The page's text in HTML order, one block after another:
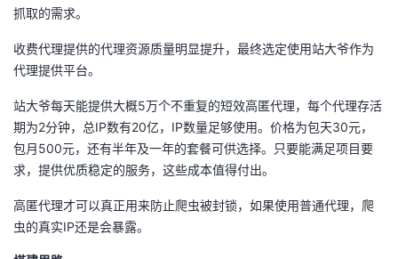
者
我
的
博
我
的
坛
我
圈
的
我
发
者
学
堂
的
我
Programs
的
支
持
我
技
的
抓取的需求。
收费代理提供的代理资源质量明显提升，最终选定使用站大爷作为
代理提供平台。
站大爷每天能提供大概5万个不重复的短效高匿代理，每个代理存活
期为2分钟，总IP数有20亿，IP数量足够使用。价格为包天30元，
包月500元，还有半年及一年的套餐可供选择。只要能满足项目要
求，提供优质稳定的服务，这些成本值得付出。
高匿代理才可以真正用来防止爬虫被封锁，如果使用普通代理，爬
虫的真实IP还是会暴露。